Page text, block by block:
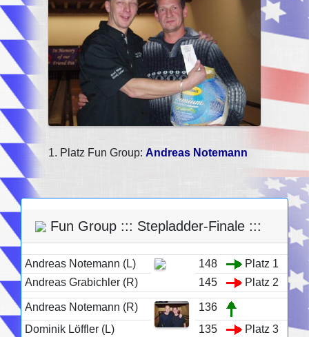
1. Platz Fun Group: Andreas Notemann
Fun Group ::: Stepladder-Finale :::
Andreas Notemann (L) 148
Platz 1
Andreas Grabichler (R)
145 Platz 2
Andreas Notemann (R)
136
Dominik Löffler (L)
135 Platz 3